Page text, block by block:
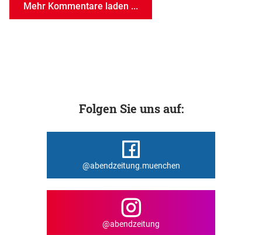
Mehr Kommentare laden ...
Folgen Sie uns auf:
@abendzeitung.muenchen
@abendzeitung